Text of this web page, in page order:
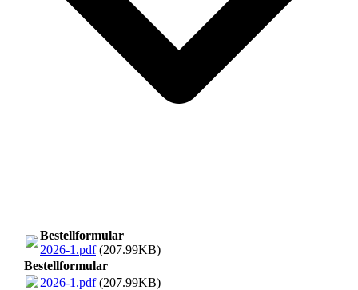
Bestellformular
2026-1.pdf(207.99KB)
Bestellformular
2026-1.pdf(207.99KB)